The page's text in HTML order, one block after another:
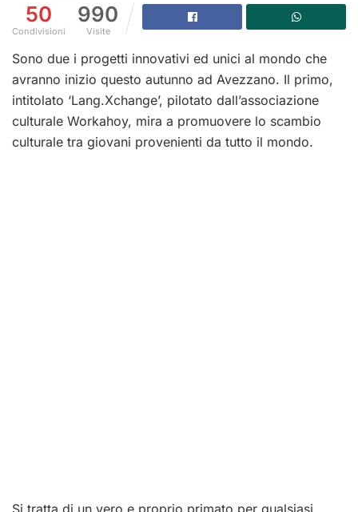
50
Condivisioni
990
Visite
Sono due i progetti innovativi ed unici al mondo che
avranno inizio questo autunno ad Avezzano. Il primo,
intitolato ‘Lang.Xchange’, pilotato dall’associazione
culturale Workahoy, mira a promuovere lo scambio
culturale tra giovani provenienti da tutto il mondo.
Si tratta di un vero e proprio primato per qualsiasi